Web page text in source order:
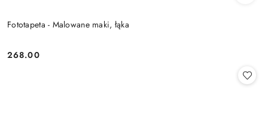
Fototapeta - Malowane maki, łąka
Cena:
268.00